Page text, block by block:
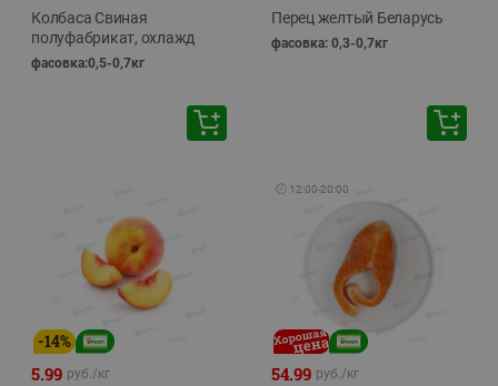
Колбаса Свиная
полуфабрикат, охлажд
фасовка:0,5-0,7кг
Перец желтый Беларусь
фасовка: 0,3-0,7кг
-14%
5.99 руб./кг
🕘 12:00-20:00
54.99 руб./кг